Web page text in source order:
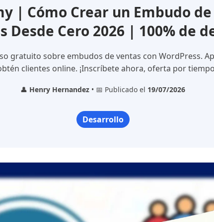
| Cómo Crear un Embudo
Desde Cero 2026 | 100% de
gratuito sobre embudos de ventas con WordPress.
clientes online. ¡Inscríbete ahora, oferta por
👤 Henry Hernandez • 📅 Publicado el 19/07/2026
Desarrollo